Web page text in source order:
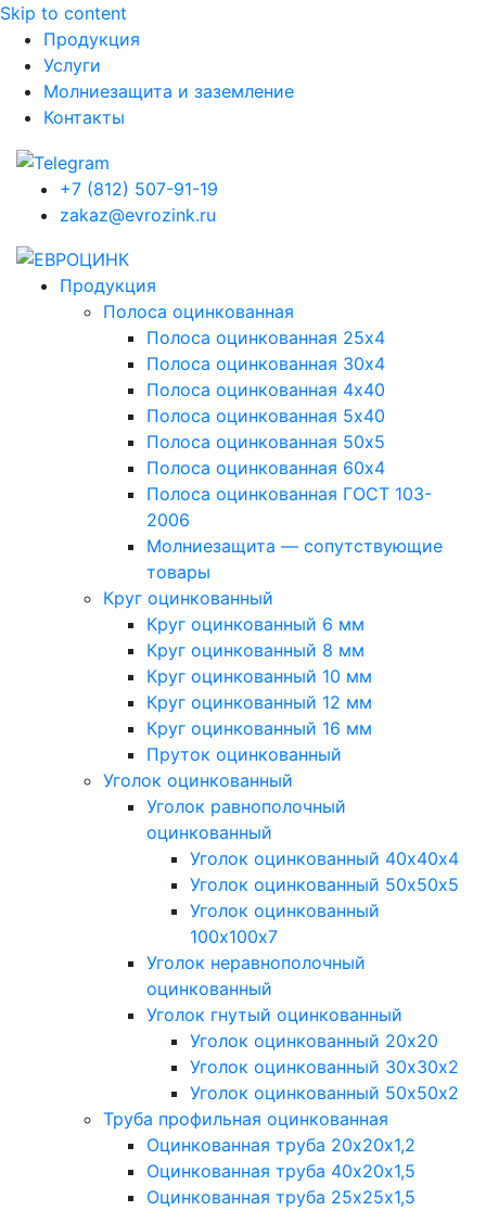
Skip to content
Продукция
Услуги
Молниезащита и заземление
Контакты
+7 (812) 507-91-19
zakaz@evrozink.ru
Продукция
Полоса оцинкованная
Полоса оцинкованная 25х4
Полоса оцинкованная 30х4
Полоса оцинкованная 4х40
Полоса оцинкованная 5х40
Полоса оцинкованная 50х5
Полоса оцинкованная 60х4
Полоса оцинкованная ГОСТ 103-
2006
Молниезащита — сопутствующие
товары
Круг оцинкованный
Круг оцинкованный 6 мм
Круг оцинкованный 8 мм
Круг оцинкованный 10 мм
Круг оцинкованный 12 мм
Круг оцинкованный 16 мм
Пруток оцинкованный
Уголок оцинкованный
Уголок равнополочный
оцинкованный
Уголок оцинкованный 40х40х4
Уголок оцинкованный 50х50х5
Уголок оцинкованный
100х100х7
Уголок неравнополочный
оцинкованный
Уголок гнутый оцинкованный
Уголок оцинкованный 20х20
Уголок оцинкованный 30х30х2
Уголок оцинкованный 50х50х2
Труба профильная оцинкованная
Оцинкованная труба 20х20х1,2
Оцинкованная труба 40х20х1,5
Оцинкованная труба 25х25х1,5